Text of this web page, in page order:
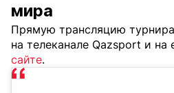
мира
Прямую трансляцию
на телеканале Qazsport и на
сайте.